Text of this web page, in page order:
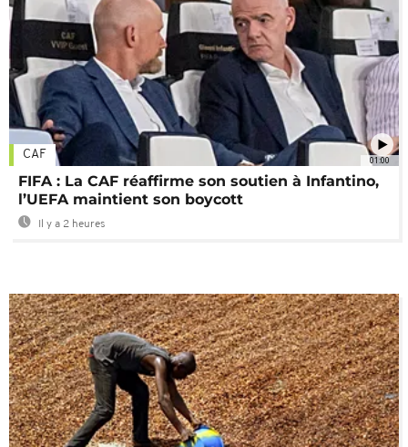
01:00
CAF
FIFA : La CAF réaffirme son soutien à Infantino,
l’UEFA maintient son boycott
Il y a 2 heures